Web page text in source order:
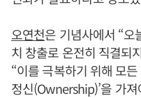
오연천은 기념사에서 “오
치 창출로 온전히 직결되
“이를 극복하기 위해 모
정신(Ownership)’을 가